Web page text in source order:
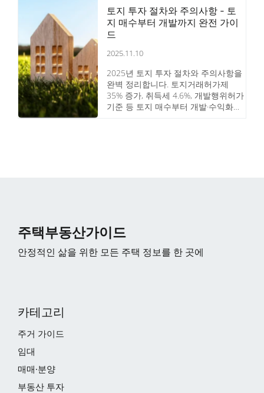
토지 투자 절차와 주의사항 - 토
지 매수부터 개발까지 완전 가이
드
2025.11.10
2025년 토지 투자 절차와 주의사항을
완벽 정리합니다. 토지거래허가제
35% 증가, 취득세 4.6%, 개발행위허가
기준 등 토지 매수부터 개발·수익화까
주택부동산가이드
안정적인 삶을 위한 모든 주택 정보를 한 곳에
카테고리
주거 가이드
임대
매매·분양
부동산 투자